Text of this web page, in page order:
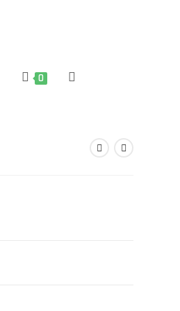
0 Alternar